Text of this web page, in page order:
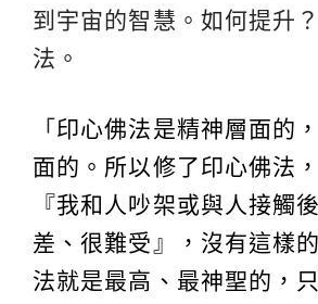
到宇宙的智慧。如何提升
法。
「 印心佛法是精神層面的
面的。所以修了印心佛法
『我和人吵架或與人接觸
差、很難受』，沒有這樣
法就是最高、最神聖的，